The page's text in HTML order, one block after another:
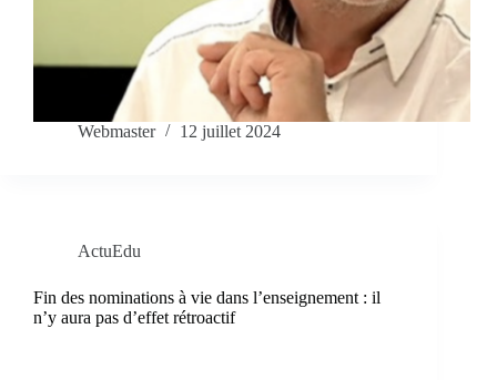
Webmaster 12 juillet 2024
ActuEdu
Fin des nominations à vie dans l’enseignement : il
n’y aura pas d’effet rétroactif